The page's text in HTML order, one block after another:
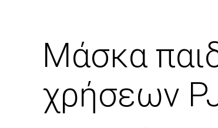
Μάσκα
χρήσεων